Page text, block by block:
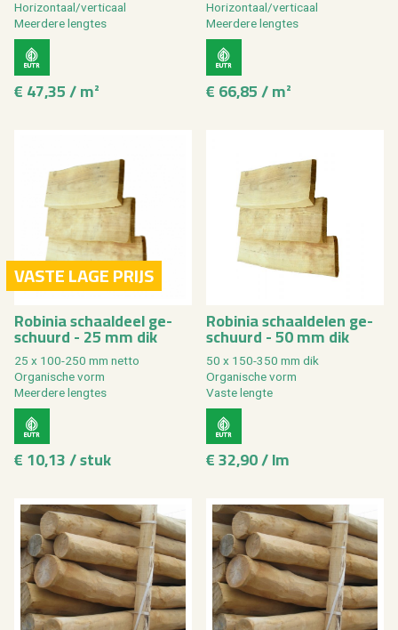
Ho­ri­zon­taal/ver­ti­caal
Meer­de­re leng­tes
€ 47,35 / m²
Ho­ri­zon­taal/ver­ti­caal
Meer­de­re leng­tes
€ 66,85 / m²
VASTE LAGE PRIJS
Ro­bi­nia schaal­deel ge­
schuurd - 25 mm dik
25 x 100-250 mm netto
Or­ga­ni­sche vorm
Meer­de­re leng­tes
€ 10,13 / stuk
Ro­bi­nia schaal­de­len ge­
schuurd - 50 mm dik
50 x 150-350 mm dik
Or­ga­ni­sche vorm
Vaste leng­te
€ 32,90 / lm